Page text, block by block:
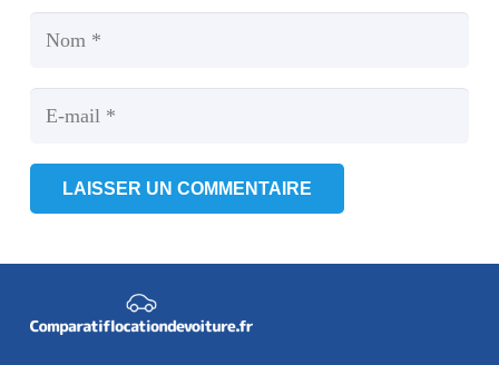
LAISSER UN COMMENTAIRE